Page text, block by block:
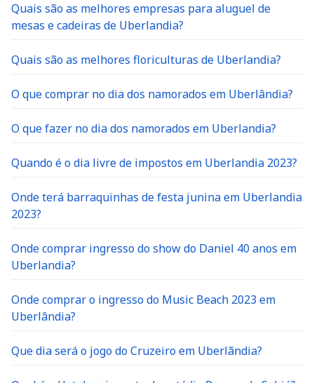
Quais são as melhores empresas para aluguel de
mesas e cadeiras de Uberlandia?
Quais são as melhores floriculturas de Uberlandia?
O que comprar no dia dos namorados em Uberlândia?
O que fazer no dia dos namorados em Uberlandia?
Quando é o dia livre de impostos em Uberlandia 2023?
Onde terá barraquinhas de festa junina em Uberlandia
2023?
Onde comprar ingresso do show do Daniel 40 anos em
Uberlandia?
Onde comprar o ingresso do Music Beach 2023 em
Uberlândia?
Que dia será o jogo do Cruzeiro em Uberlãndia?